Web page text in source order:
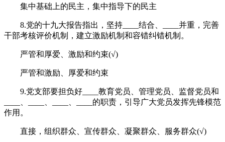
集中基础上的民主，集中指导下的民主
8.党的十九大报告指出，坚持____结合、____并重，完善
干部考核评价机制，建立激励机制和容错纠错机制。
严管和厚爱、激励和约束(√)
严管和激励、厚爱和约束
9.党支部要担负好____教育党员、管理党员、监督党员和
____、____、____、____的职责，引导广大党员发挥先锋模范
作用。
直接，组织群众、宣传群众、凝聚群众、服务群众(√)